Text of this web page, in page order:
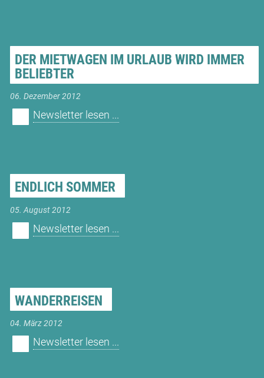
DER MIETWAGEN IM URLAUB WIRD IMMER
BELIEBTER
06. Dezember 2012
Newsletter lesen ...
ENDLICH SOMMER
05. August 2012
Newsletter lesen ...
WANDERREISEN
04. März 2012
Newsletter lesen ...